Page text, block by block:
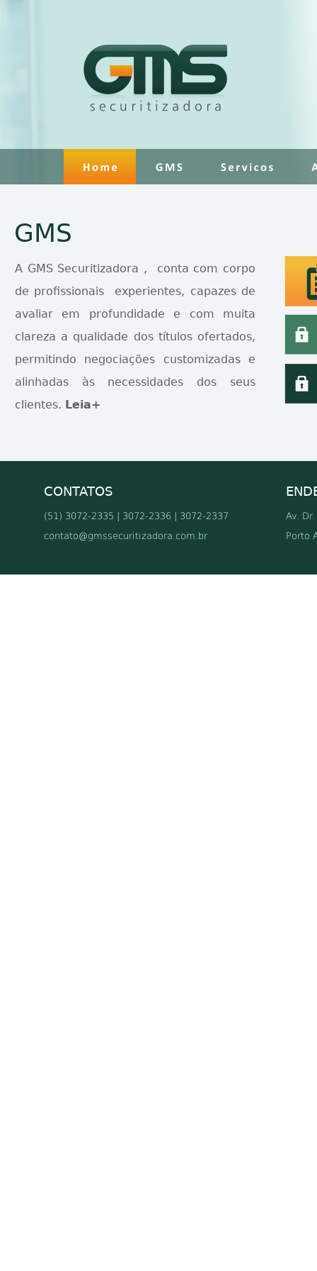
GMS
A GMS Securitizadora , conta com corpo
de profissionais experientes, capazes de
avaliar em profundidade e com muita
clareza a qualidade dos títulos ofertados,
permitindo negociações customizadas e
alinhadas às necessidades dos seus
clientes. Leia+
CONTATOS
(51) 3072-2335 | 3072-2336 | 3072-2337
contato@gmssecuritizadora.com.br
Av.
Porto